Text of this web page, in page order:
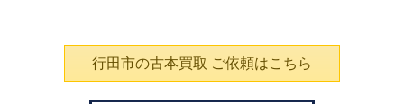
行田市の古本買取 ご依頼はこちら